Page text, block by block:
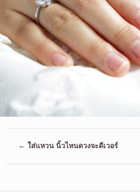
← ใส่แหวน นิ้วไหนดวงจะดีเวอร์